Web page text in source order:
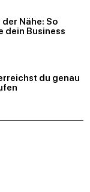
Nähe: So
dein Business
du genau